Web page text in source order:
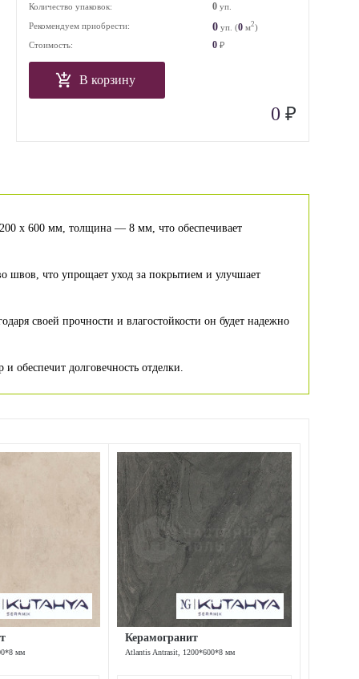
Количество упаковок: 0 уп.
Рекомендуем приобрести:
0 уп. (0 м2)
Стоимость:
0 ₽
В корзину
0 ₽
x 600 мм, толщина — 8 мм, что обеспечивает
швов, что упрощает уход за покрытием и улучшает
своей прочности и влагостойкости он будет надежно
обеспечит долговечность отделки.
мм
Керамогранит
Atlantis Antrasit, 1200*600*8 мм